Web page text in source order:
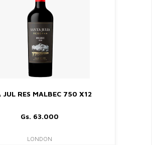
JUL RES MALBEC 750 X12
Gs. 63.000
LONDON